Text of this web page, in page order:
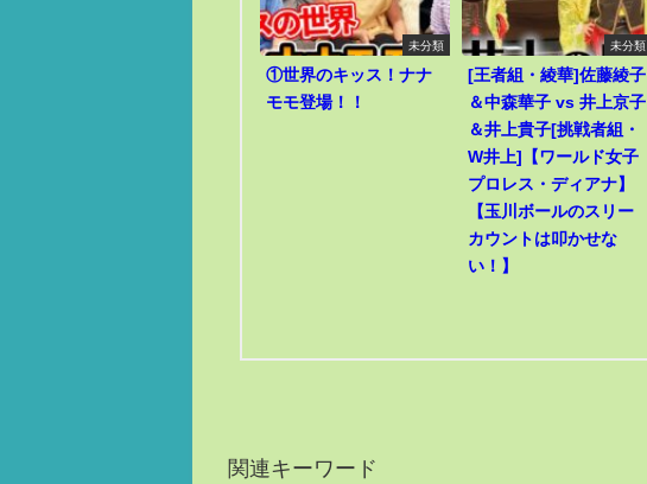
未分類
①世界のキッス！ナナ
モモ登場！！
未分類
[王者組・綾華]佐藤綾子
＆中森華子 vs 井上京子
＆井上貴子[挑戦者組・
W井上]【ワールド女子
プロレス・ディアナ】
【玉川ボールのスリー
カウントは叩かせな
い！】
関連キーワード